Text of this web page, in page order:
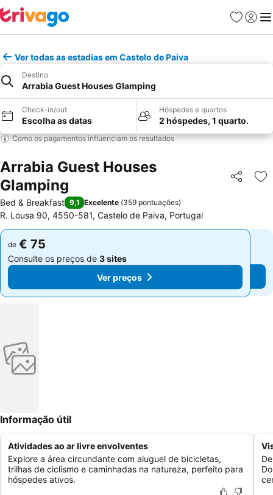
Favoritos
Iniciar
Ver todas as estadias em Castelo de Paiva
Destino
Arrabia Guest Houses Glamping
Check-in/out
Escolha as datas
Hóspedes e quartos
2 hóspedes, 1 quarto.
Como os pagamentos influenciam os resultados
Arrabia Guest Houses
Glamping
Partilhar
Bed & Breakfast 9,1 Excelente (359 pontuações)
R. Lousa 90, 4550-581, Castelo de Paiva, Portugal
de € 75
Consulte os preços de 3 sites
Ver preços
de € 75
Consulte os preços de 3 sites
Ver preços
Informação útil
Atividades ao ar livre envolventes
Explore a área circundante com aluguel de bicicletas,
trilhas de ciclismo e caminhadas na natureza, perfeito para
hóspedes ativos.